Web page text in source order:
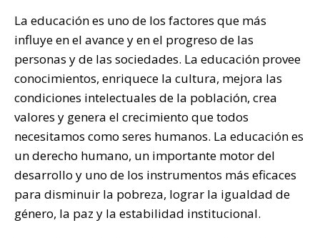
La educación es uno de los factores que más
influye en el avance y en el progreso de las
personas y de las sociedades. La educación provee
conocimientos, enriquece la cultura, mejora las
condiciones intelectuales de la población, crea
valores y genera el crecimiento que todos
necesitamos como seres humanos. La educación es
un derecho humano, un importante motor del
desarrollo y uno de los instrumentos más eficaces
para disminuir la pobreza, lograr la igualdad de
género, la paz y la estabilidad institucional.